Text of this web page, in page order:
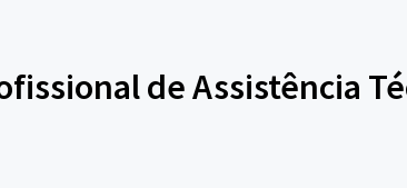
de Assistência